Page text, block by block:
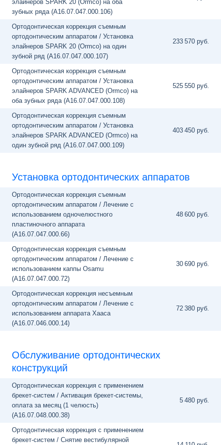
элайнеров SPARK 20 (Ormco) на оба
зубных ряда (A16.07.047.000.106)
Ортодонтическая коррекция съемным
ортодонтическим аппаратом / Установка
элайнеров SPARK 20 (Ormco) на один
зубной ряд (A16.07.047.000.107)
233 570 руб.
Ортодонтическая коррекция съемным
ортодонтическим аппаратом / Установка
элайнеров SPARK ADVANCED (Ormco) на
оба зубных ряда (A16.07.047.000.108)
525 550 руб.
Ортодонтическая коррекция съемным
ортодонтическим аппаратом / Установка
элайнеров SPARK ADVANCED (Ormco) на
один зубной ряд (A16.07.047.000.109)
403 450 руб.
Установка ортодонтических аппаратов
Ортодонтическая коррекция съемным
ортодонтическим аппаратом / Лечение с
использованием одночелюстного
пластиночного аппарата
(A16.07.047.000.66)
48 600 руб.
Ортодонтическая коррекция съемным
ортодонтическим аппаратом / Лечение с
использованием каппы Osamu
(A16.07.047.000.72)
30 690 руб.
Ортодонтическая коррекция несъемным
ортодонтическим аппаратом / Лечение с
использованием аппарата Хааса
(A16.07.046.000.14)
72 380 руб.
Обслуживание ортодонтических
конструкций
Ортодонтическая коррекция с применением
брекет-систем / Активация брекет-системы,
оплата за месяц (1 челюсть)
(A16.07.048.000.38)
5 480 руб.
Ортодонтическая коррекция с применением
брекет-систем / Снятие вестибулярной